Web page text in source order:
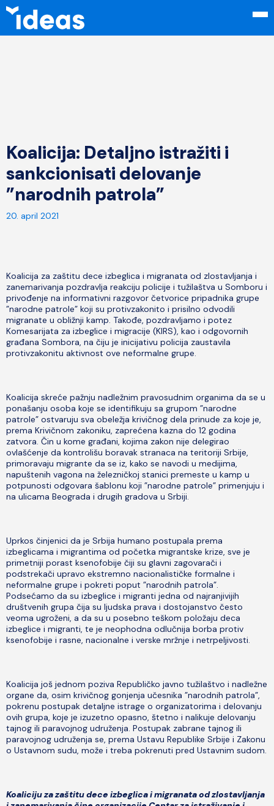
Koalicija: Detaljno istražiti i
sankcionisati delovanje
”narodnih patrola”
20. april 2021
Koalicija za zaštitu dece izbeglica i migranata od zlostavljanja i
zanemarivanja pozdravlja reakciju policije i tužilaštva u Somboru i
privođenje na informativni razgovor četvorice pripadnika grupe
”narodne patrole” koji su protivzakonito i prisilno odvodili
migranate u obližnji kamp. Takođe, pozdravljamo i potez
Komesarijata za izbeglice i migracije (KIRS), kao i odgovornih
građana Sombora, na čiju je inicijativu policija zaustavila
protivzakonitu aktivnost ove neformalne grupe.
Koalicija skreće pažnju nadležnim pravosudnim organima da se u
ponašanju osoba koje se identifikuju sa grupom ”narodne
patrole” ostvaruju sva obeležja krivičnog dela prinude za koje je,
prema Krivičnom zakoniku, zaprećena kazna do 12 godina
zatvora. Čin u kome građani, kojima zakon nije delegirao
ovlašćenje da kontrolišu boravak stranaca na teritoriji Srbije,
primoravaju migrante da se iz, kako se navodi u medijima,
napuštenih vagona na železničkoj stanici premeste u kamp u
potpunosti odgovara šablonu koji ”narodne patrole” primenjuju i
na ulicama Beograda i drugih gradova u Srbiji.
Uprkos činjenici da je Srbija humano postupala prema
izbeglicama i migrantima od početka migrantske krize, sve je
primetniji porast ksenofobije čiji su glavni zagovarači i
podstrekači upravo ekstremno nacionalističke formalne i
neformalne grupe i pokreti poput ”narodnih patrola”.
Podsećamo da su izbeglice i migranti jedna od najranjivijih
društvenih grupa čija su ljudska prava i dostojanstvo često
veoma ugroženi, a da su u posebno teškom položaju deca
izbeglice i migranti, te je neophodna odlučnija borba protiv
ksenofobije i rasne, nacionalne i verske mržnje i netrpeljivosti.
Koalicija još jednom poziva Republičko javno tužilaštvo i nadležne
organe da, osim krivičnog gonjenja učesnika ”narodnih patrola”,
pokrenu postupak detaljne istrage o organizatorima i delovanju
ovih grupa, koje je izuzetno opasno, štetno i nalikuje delovanju
tajnog ili paravojnog udruženja. Postupak zabrane tajnog ili
paravojnog udruženja se, prema Ustavu Republike Srbije i Zakonu
o Ustavnom sudu, može i treba pokrenuti pred Ustavnim sudom.
Koaliciju za zaštitu dece izbeglica i migranata od zlostavljanja